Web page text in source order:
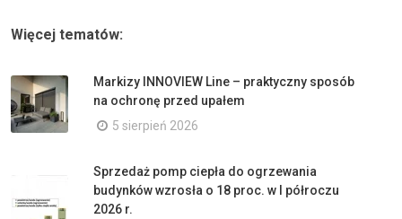
Więcej tematów:
Markizy INNOVIEW Line – praktyczny sposób
na ochronę przed upałem
5 sierpień 2026
Sprzedaż pomp ciepła do ogrzewania
budynków wzrosła o 18 proc. w I półroczu
2026 r.